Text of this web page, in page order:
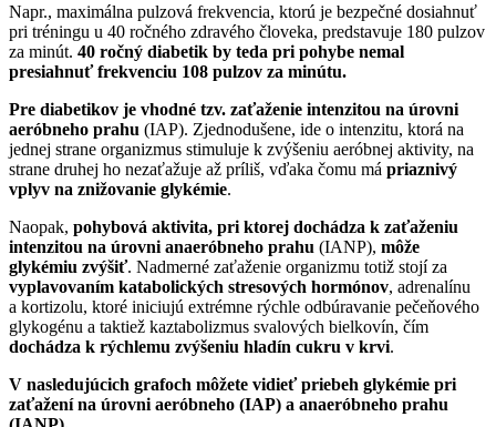
Napr., maximálna pulzová frekvencia, ktorú je bezpečné dosiahnuť
pri tréningu u 40 ročného zdravého človeka, predstavuje 180 pulzov
za minút. 40 ročný diabetik by teda pri pohybe nemal
presiahnuť frekvenciu 108 pulzov za minútu.
Pre diabetikov je vhodné tzv. zaťaženie intenzitou na úrovni
aeróbneho prahu (IAP). Zjednodušene, ide o intenzitu, ktorá na
jednej strane organizmus stimuluje k zvýšeniu aeróbnej aktivity, na
strane druhej ho nezaťažuje až príliš, vďaka čomu má priaznivý
vplyv na znižovanie glykémie.
Naopak, pohybová aktivita, pri ktorej dochádza k zaťaženiu
intenzitou na úrovni anaeróbneho prahu (IANP), môže
glykémiu zvýšiť. Nadmerné zaťaženie organizmu totiž stojí za
vyplavovaním katabolických stresových hormónov, adrenalínu
a kortizolu, ktoré iniciujú extrémne rýchle odbúravanie pečeňového
glykogénu a taktiež kaztabolizmus svalových bielkovín, čím
dochádza k rýchlemu zvýšeniu hladín cukru v krvi.
V nasledujúcich grafoch môžete vidieť priebeh glykémie pri
zaťažení na úrovni aeróbneho (IAP) a anaeróbneho prahu